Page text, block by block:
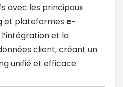
avec les principaux
et plateformes e-
et la
client, créant un
unifié et efficace.